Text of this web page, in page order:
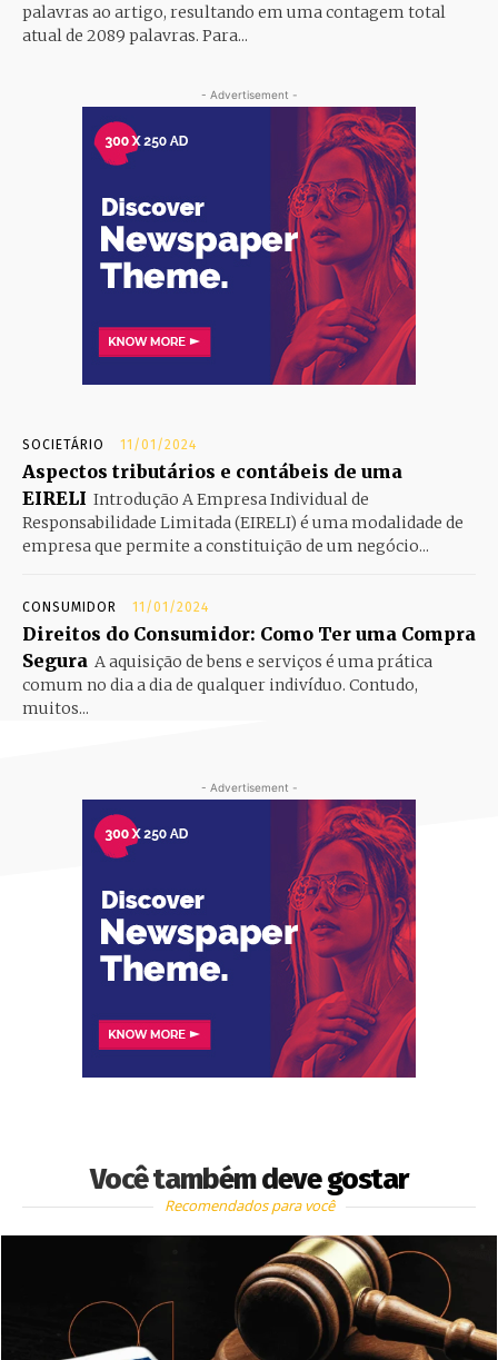
palavras ao artigo, resultando em uma contagem total
atual de 2089 palavras. Para...
- Advertisement -
SOCIETÁRIO 11/01/2024
Aspectos tributários e contábeis de uma
EIRELI Introdução A Empresa Individual de
Responsabilidade Limitada (EIRELI) é uma modalidade de
empresa que permite a constituição de um negócio...
CONSUMIDOR 11/01/2024
Direitos do Consumidor: Como Ter uma Compra
Segura A aquisição de bens e serviços é uma prática
comum no dia a dia de qualquer indivíduo. Contudo,
muitos...
- Advertisement -
Você também deve gostar
Recomendados para você